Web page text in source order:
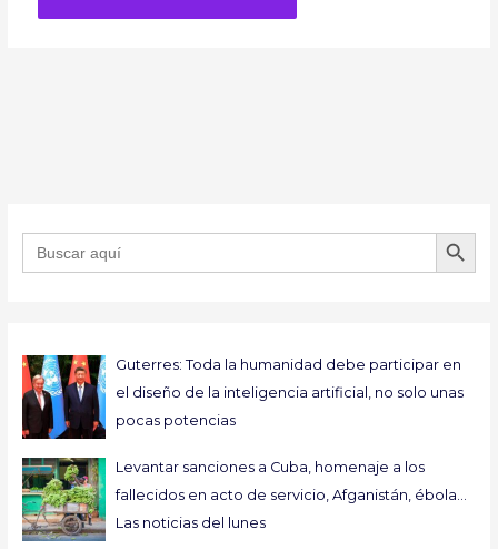
Buscar: BOTÓN DE
Guterres: Toda la humanidad debe participar en
el diseño de la inteligencia artificial, no solo unas
pocas potencias
Levantar sanciones a Cuba, homenaje a los
fallecidos en acto de servicio, Afganistán, ébola…
Las noticias del lunes